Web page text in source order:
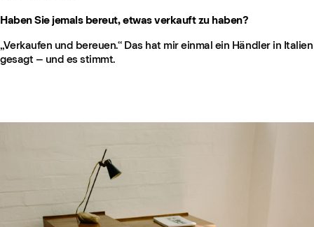
Haben Sie jemals bereut, etwas verkauft zu haben?
„Verkaufen und bereuen.“ Das hat mir einmal ein Händler in Italien
gesagt – und es stimmt.